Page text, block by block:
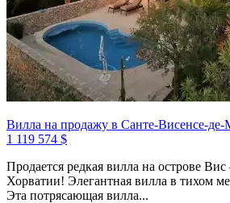
Вилла на продажу в Санте-Висенсе-де-
1 119 574 $
Продается редкая вилла на острове
Хорватии! Элегантная вилла в тихом
Эта потрясающая вилла...